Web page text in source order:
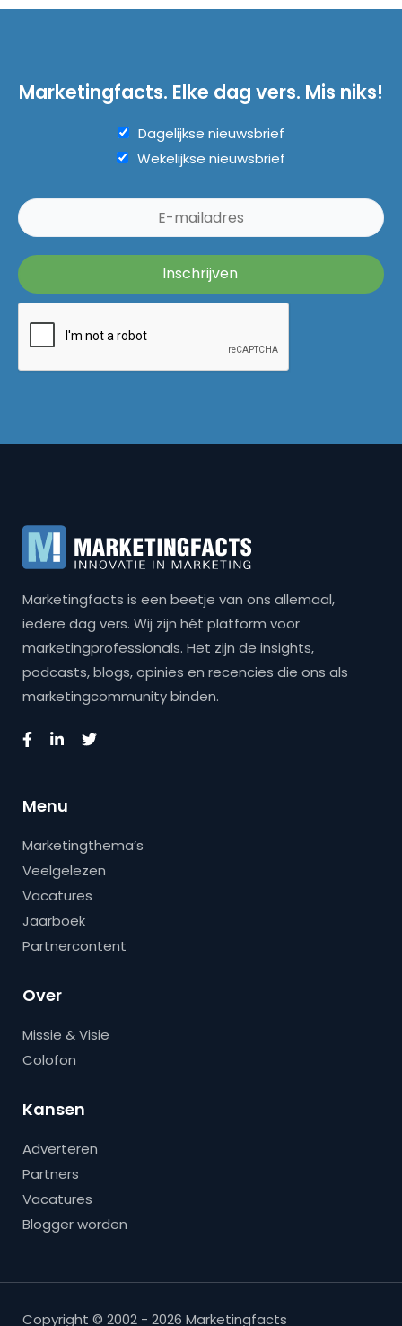
Marketingfacts. Elke dag vers. Mis niks!
Dagelijkse nieuwsbrief
Wekelijkse nieuwsbrief
Marketingfacts is een beetje van ons allemaal,
iedere dag vers. Wij zijn hét platform voor
marketingprofessionals. Het zijn de insights,
podcasts, blogs, opinies en recencies die ons als
marketingcommunity binden.
Menu
Marketingthema’s
Veelgelezen
Vacatures
Jaarboek
Partnercontent
Over
Missie & Visie
Colofon
Kansen
Adverteren
Partners
Vacatures
Blogger worden
Copyright © 2002 - 2026 Marketingfacts